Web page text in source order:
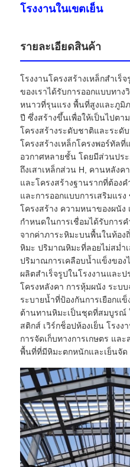
บ้าน
สินค้า
เกี่ยวกับเรา
ทัวร์โรงงาน
การควบคุมคุณภาพ
ติดต่อเรา
ข่าว
กรณี
บล็อก
โรงงานในเขตเย็น
รายละเอียดสินค้า
โรงงานโครงสร้างเหล็กสำเ
ของเราได้รับการออกแบบทา
หนาวที่รุนแรง พื้นที่สูงและภูมิ
ปี ซึ่งสร้างขึ้นเพื่อให้เป็นไปต
โครงสร้างระดับชาติและระดั
โครงสร้างเหล็กโครงพอร์ทัล
อวกาศหลายชั้น โดยมีส่วนปร
ถึงเสาเหล็กส่วน H, คานหลัง
และโครงสร้างฐานรากที่ต้อง
และการออกแบบการเสริมแ
โครงสร้าง ความหนาของผนัง
กำหนดในการเชื่อมได้รับกา
จากค่าภาระหิมะบนพื้นในท้อง
หิมะ ปริมาณหิมะที่ลอยไม่สม่ำ
ปริมาณการเคลือบน้ำแข็งของ
ผลิตสำเร็จรูปในโรงงานและ
โครงหลังคา การหุ้มผนัง ระบ
ระบายน้ำที่ป้องกันการเยือกแข็
ต้านทานหิมะเป็นชุดที่สมบูรณ์
สติกส์ เวิร์กช็อปห้องเย็น โรง
การจัดเก็บทางการเกษตร แล
พื้นที่ที่มีหิมะตกหนักและเย็นจัด